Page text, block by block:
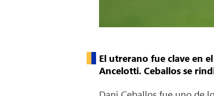
El utrerano fue clave en
Ancelotti. Ceballos se